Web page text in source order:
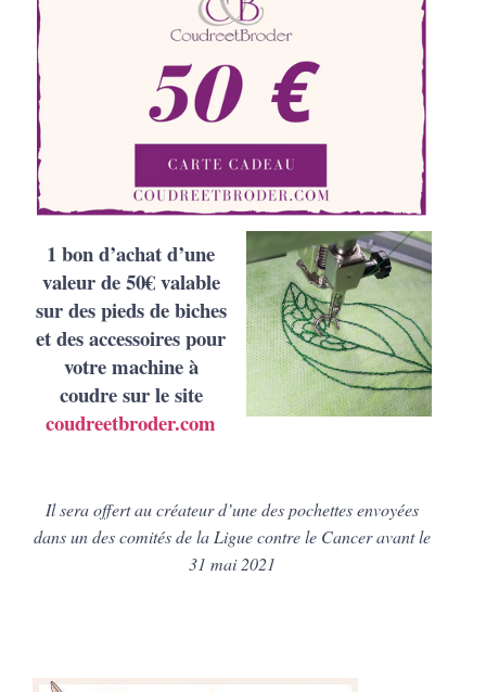
1 bon d’achat d’une
valeur de 50€valable
sur des pieds de biches
et des accessoires pour
votre machine à
coudresur le site
coudreetbroder.com
Il sera offert au créateur d’une des pochettes envoyées
dans un des comités de la Ligue contre le Cancer avant le
31 mai 2021